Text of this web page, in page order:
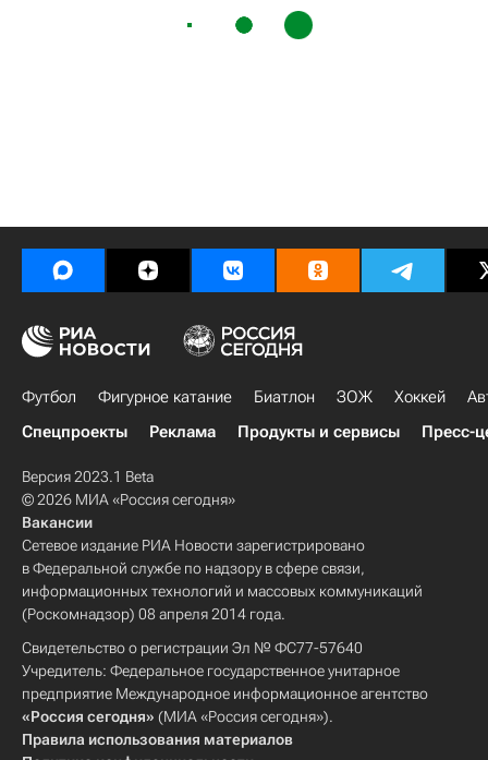
Футбол Фигурное катание Биатлон ЗОЖ Хоккей
Спецпроекты
Реклама Продукты и сервисы Пресс-
Версия 2023.1 Beta
© 2026 МИА «Россия сегодня»
Вакансии
Сетевое издание РИА Новости зарегистрировано
в Федеральной службе по надзору в сфере связи,
информационных технологий и массовых коммуникаций
(Роскомнадзор) 08 апреля 2014 года.
Свидетельство о регистрации Эл № ФС77-57640
Учредитель: Федеральное государственное унитарное
предприятие Международное информационное агентство
«Россия сегодня» (МИА «Россия сегодня»).
Правила использования материалов